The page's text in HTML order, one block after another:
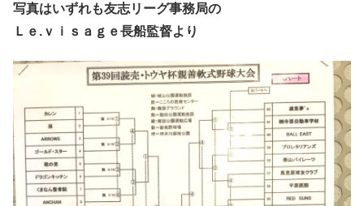
写真はいずれも友志リーグ事務局の
Ｌｅ.ｖｉｓａｇｅ長船監督より